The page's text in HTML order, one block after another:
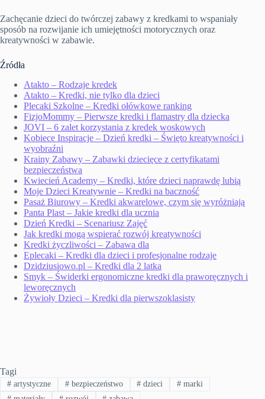
Zachęcanie dzieci do twórczej zabawy z kredkami to wspaniały
sposób na rozwijanie ich umiejętności motorycznych oraz
kreatywności w zabawie.
Źródła
Atakto – Rodzaje kredek
Atakto – Kredki, nie tylko dla dzieci
Plecaki Szkolne – Kredki ołówkowe ranking
FizjoMommy – Pierwsze kredki i flamastry dla dziecka
JOVI – 6 zalet korzystania z kredek woskowych
Kobiece Inspiracje – Dzień kredki – Święto kreatywności i
wyobraźni
Krainy Zabawy – Zabawki dziecięce z certyfikatami
bezpieczeństwa
Kwiecień Academy – Kredki, które dzieci naprawdę lubią
Moje Dzieci Kreatywnie – Kredki na baczność
Pasaż Biurowy – Kredki akwarelowe, czym się wyróżniają
Panta Plast – Jakie kredki dla ucznia
Dzień Kredki – Scenariusz Zajęć
Jak kredki mogą wspierać rozwój kreatywności
Kredki życzliwości – Zabawa dla
Eplecaki – Kredki dla dzieci i profesjonalne rodzaje
Dzidziusiowo.pl – Kredki dla 2 latka
Smyk – Świderki ergonomiczne kredki dla praworęcznych i
leworęcznych
Żywioły Dzieci – Kredki dla pierwszoklasisty
Tagi
#artystyczne #bezpieczeństwo # dzieci # marki